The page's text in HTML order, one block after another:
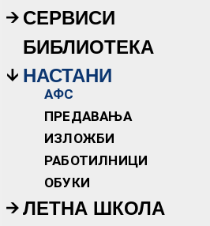
СЕРВИСИ
БИБЛИОТЕКА
НАСТАНИ
АФС
ПРЕДАВАЊА
ИЗЛОЖБИ
РАБОТИЛНИЦИ
ОБУКИ
ЛЕТНА ШКОЛА